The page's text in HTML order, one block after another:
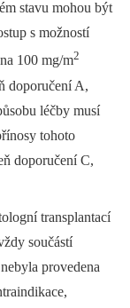
stavu mohou být
s možností
100 mg/m2
doporučení A,
léčby musí
tohoto
doporučení C,
transplantací
součástí
provedena